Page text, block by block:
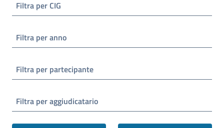
Filtra per CIG
Filtra per anno
Filtra per partecipante
Filtra per aggiudicatario